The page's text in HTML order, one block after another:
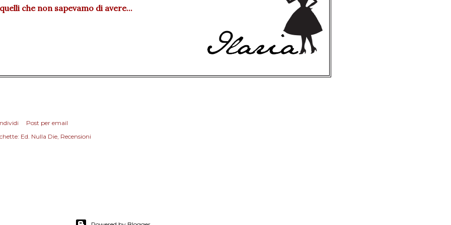
quelli che non sapevamo di avere...
Post per email
Ed. Nulla Die Recensioni